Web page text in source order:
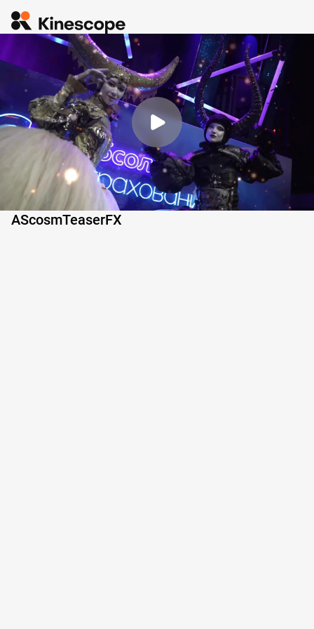
AScosmTeaserFX